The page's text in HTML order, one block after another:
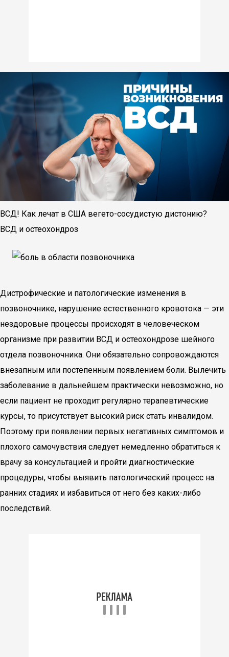
ВСД! Как лечат в США вегето-сосудистую дистонию?
ВСД и остеохондроз
Дистрофические и патологические изменения в
позвоночнике, нарушение естественного кровотока — эти
нездоровые процессы происходят в человеческом
организме при развитии ВСД и остеохондрозе шейного
отдела позвоночника. Они обязательно сопровождаются
внезапным или постепенным появлением боли. Вылечить
заболевание в дальнейшем практически невозможно, но
если пациент не проходит регулярно терапевтические
курсы, то присутствует высокий риск стать инвалидом.
Поэтому при появлении первых негативных симптомов и
плохого самочувствия следует немедленно обратиться к
врачу за консультацией и пройти диагностические
процедуры, чтобы выявить патологический процесс на
ранних стадиях и избавиться от него без каких-либо
последствий.